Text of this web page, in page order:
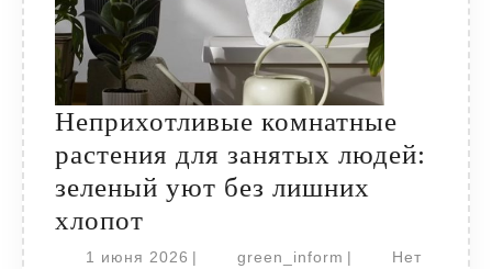
Неприхотливые комнатные
растения для занятых людей:
зеленый уют без лишних
хлопот
комнатные
1 июня 2026 1| green_inform green_inform
|
Нет